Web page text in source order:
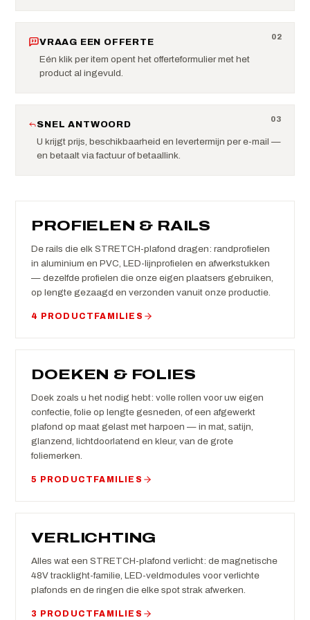
02
VRAAG EEN OFFERTE
Eén klik per item opent het offerteformulier met het
product al ingevuld.
03
SNEL ANTWOORD
U krijgt prijs, beschikbaarheid en levertermijn per e-mail —
en betaalt via factuur of betaallink.
PROFIELEN & RAILS
De rails die elk STRETCH-plafond dragen: randprofielen
in aluminium en PVC, LED-lijnprofielen en afwerkstukken
— dezelfde profielen die onze eigen plaatsers gebruiken,
op lengte gezaagd en verzonden vanuit onze productie.
4 PRODUCTFAMILIES
DOEKEN & FOLIES
Doek zoals u het nodig hebt: volle rollen voor uw eigen
confectie, folie op lengte gesneden, of een afgewerkt
plafond op maat gelast met harpoen — in mat, satijn,
glanzend, lichtdoorlatend en kleur, van de grote
foliemerken.
5 PRODUCTFAMILIES
VERLICHTING
Alles wat een STRETCH-plafond verlicht: de magnetische
48V tracklight-familie, LED-veldmodules voor verlichte
plafonds en de ringen die elke spot strak afwerken.
3 PRODUCTFAMILIES